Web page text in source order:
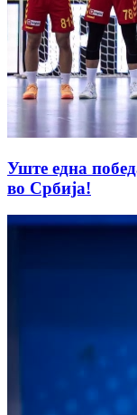
Уште една
во Србија!